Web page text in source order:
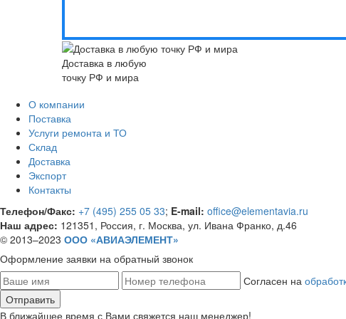
Доставка в любую
точку РФ и мира
О компании
Поставка
Услуги ремонта и ТО
Склад
Доставка
Экспорт
Контакты
Телефон/Факс: +7 (495) 255 05 33; E-mail: office@elementavia.ru
Наш адрес: 121351, Россия, г. Москва, ул. Ивана Франко, д.46
© 2013–2023 ООО «АВИАЭЛЕМЕНТ»
Оформление заявки на обратный звонок
Согласен на
В ближайшее время с Вами свяжется наш менеджер!